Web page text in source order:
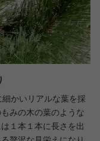
かいリアルな葉を採
みの木の葉のような
１本１本に長さを出